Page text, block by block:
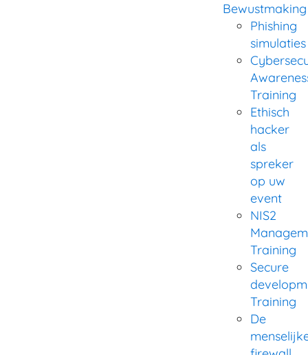
Bewustmaking
Phishing
simulaties
Training
Ethisch
hacker
als
spreker
op uw
event
NIS2
Training
Secure
Training
De